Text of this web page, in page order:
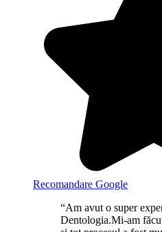
Recomandare Google
“Am avut o super
Dentologia.Mi-am